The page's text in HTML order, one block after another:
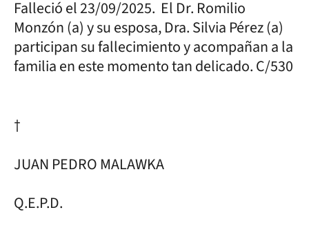
Falleció el 23/09/2025. El Dr. Romilio
Monzón (a) y su esposa, Dra. Silvia Pérez (a)
participan su fallecimiento y acompañan a la
familia en este momento tan delicado. C/530
†
JUAN PEDRO MALAWKA
Q.E.P.D.